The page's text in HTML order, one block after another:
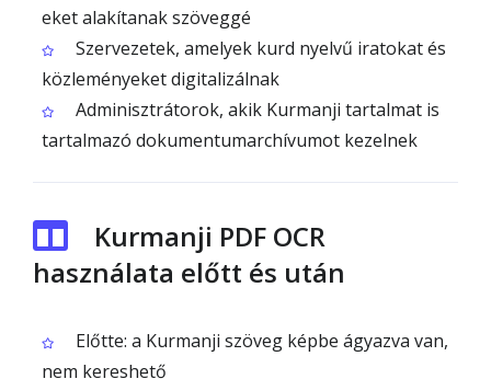
eket alakítanak szöveggé
Szervezetek, amelyek kurd nyelvű iratokat és
közleményeket digitalizálnak
Adminisztrátorok, akik Kurmanji tartalmat is
tartalmazó dokumentumarchívumot kezelnek
Kurmanji PDF OCR
használata előtt és után
Előtte: a Kurmanji szöveg képbe ágyazva van,
nem kereshető